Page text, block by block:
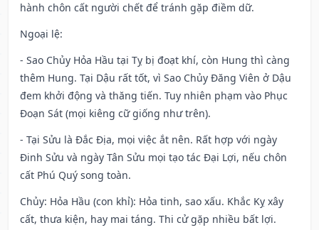
hành chôn cất người chết để tránh gặp điềm dữ.
Ngoại lệ:
- Sao Chủy Hỏa Hầu tại Tỵ bị đoạt khí, còn Hung thì càng
thêm Hung. Tại Dậu rất tốt, vì Sao Chủy Đăng Viên ở Dậu
đem khởi động và thăng tiến. Tuy nhiên phạm vào Phục
Đoạn Sát (mọi kiêng cữ giống như trên).
- Tại Sửu là Đắc Địa, mọi việc ắt nên. Rất hợp với ngày
Đinh Sửu và ngày Tân Sửu mọi tạo tác Đại Lợi, nếu chôn
cất Phú Quý song toàn.
Chủy: Hỏa Hầu (con khỉ): Hỏa tinh, sao xấu. Khắc Kỵ xây
cất, thưa kiện, hay mai táng. Thi cử gặp nhiều bất lợi.